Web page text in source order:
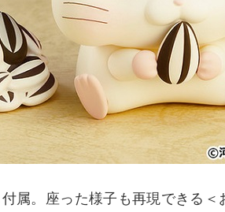
属。座った様子も再現できる